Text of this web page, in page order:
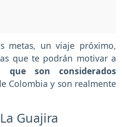
metas, un viaje próximo,
que te podrán motivar a
que son considerados
Colombia y son realmente
Guajira